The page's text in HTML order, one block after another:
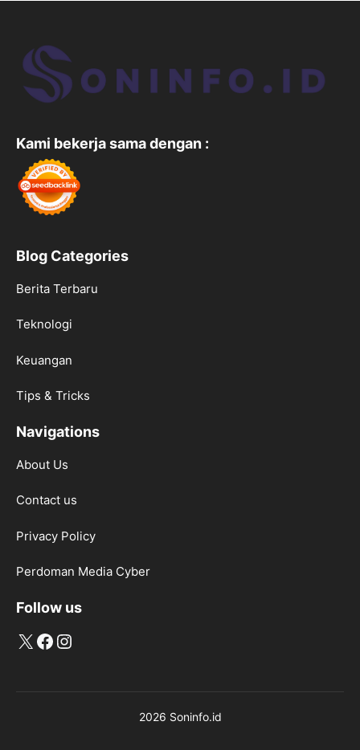
Kami bekerja sama dengan :
Blog Categories
Berita Terbaru
Teknologi
Keuangan
Tips & Tricks
Navigations
About Us
Contact us
Privacy Policy
Perdoman Media Cyber
Follow us
X Facebook
Instagram
2026 Soninfo.id